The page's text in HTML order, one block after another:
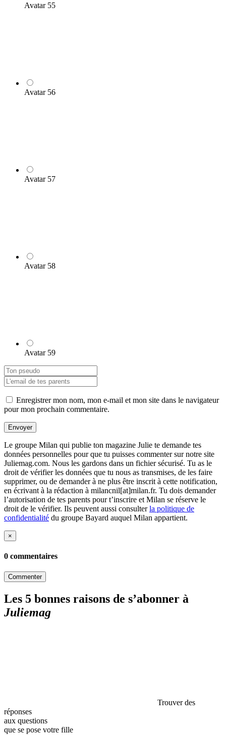
Avatar 55
Avatar 56
Avatar 57
Avatar 58
Avatar 59
Enregistrer mon nom, mon e-mail et mon site dans le navigateur
pour mon prochain commentaire.
Envoyer
Le groupe Milan qui publie ton magazine Julie te demande tes
données personnelles pour que tu puisses commenter sur notre site
Juliemag.com. Nous les gardons dans un fichier sécurisé. Tu as le
droit de vérifier les données que tu nous as transmises, de les faire
supprimer, ou de demander à ne plus être inscrit à cette notification,
en écrivant à la rédaction à milancnil[at]milan.fr. Tu dois demander
l’autorisation de tes parents pour t’inscrire et Milan se réserve le
droit de le vérifier. Ils peuvent aussi consulterla politique de
confidentialité du groupe Bayard auquel Milan appartient.
×
0 commentaires
Commenter
Les 5 bonnes raisons de s’abonner à
Juliemag
Trouver des
réponses
aux questions
que se pose votre fille